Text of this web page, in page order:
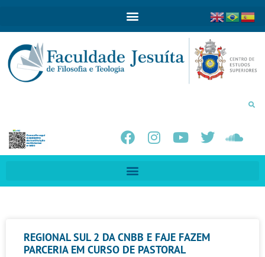
REGIONAL SUL 2 DA CNBB E FAJE FAZEM
PARCERIA EM CURSO DE PASTORAL